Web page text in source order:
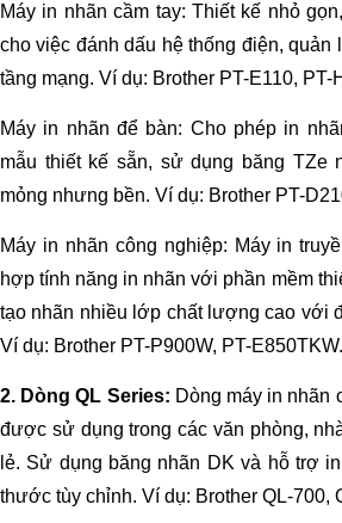
Máy in nhãn cầm tay: Thiết kế nhỏ
cho việc đánh dấu hệ thống điện, quản
tầng mạng. Ví dụ: Brother PT-E110, PT-
Máy in nhãn để bàn: Cho phép in
mẫu thiết kế sẵn, sử dụng băng TZe
mỏng nhưng bền. Ví dụ: Brother PT-
Máy in nhãn công nghiệp: Máy in
hợp tính năng in nhãn với phần mềm
tạo nhãn nhiều lớp chất lượng cao với
Ví dụ: Brother PT-P900W, PT-E850TKW.
2. Dòng QL Series: Dòng máy in nhãn
được sử dụng trong các văn phòng,
lẻ. Sử dụng băng nhãn DK và hỗ trợ
thước tùy chỉnh. Ví dụ: Brother QL-700,